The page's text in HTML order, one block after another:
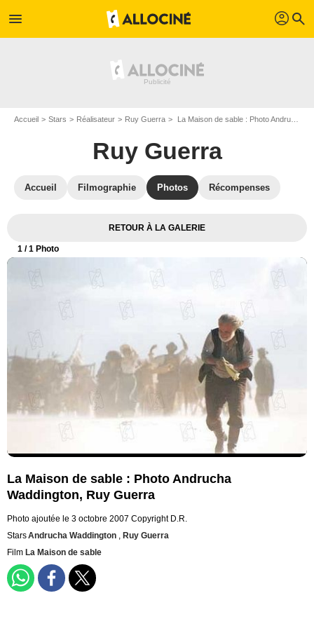
menu profil search
Accueil Stars Réalisateur Ruy Guerra La Maison de sable : Photo Andrucha Waddington, Ruy Guerra
Ruy Guerra
Accueil Filmographie Photos Récompenses
RETOUR À LA GALERIE
1 / 1 Photo
La Maison de sable : Photo Andrucha
Waddington, Ruy Guerra
Photo ajoutée le 3 octobre 2007 Copyright D.R.
StarsAndrucha Waddington , Ruy Guerra
Film La Maison de sable